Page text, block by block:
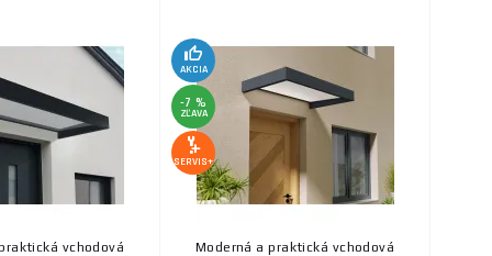
vchodová
AKCIA
-7 %
ZĽAVA
SERVIS+
Moderná a praktická vchodová